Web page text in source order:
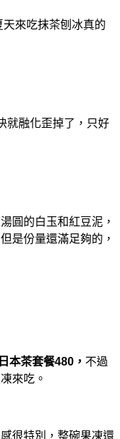
來吃抹茶刨冰真的
就融化歪掉了，只好
圓的白玉和紅豆泥，
是份量還滿足夠的，
本茶套餐480， 不過
來吃。
很特別，整碗果凍還